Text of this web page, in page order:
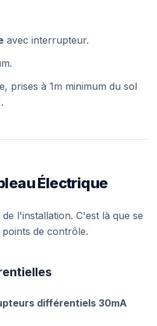
avec interrupteur.
prises à 1m minimum du sol
Électrique
l'installation. C'est là que se
de contrôle.
différentiels 30mA